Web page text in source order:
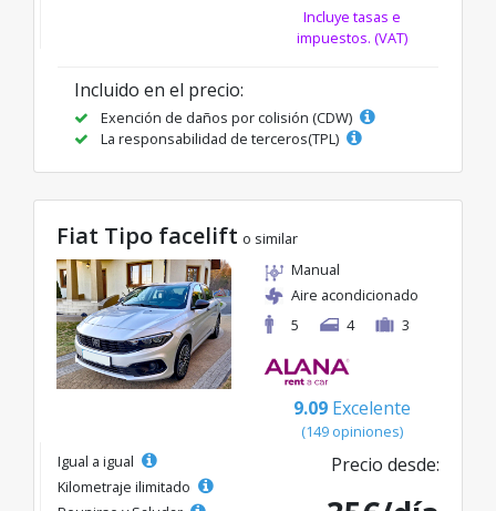
Incluye tasas e
impuestos. (VAT)
Incluido en el precio:
Exención de daños por colisión (CDW)
La responsabilidad de terceros(TPL)
Fiat Tipo facelift o similar
Manual
Aire acondicionado
5
4 3
9.09 Excelente
(149 opiniones)
Igual a igual
Kilometraje ilimitado
Precio desde: